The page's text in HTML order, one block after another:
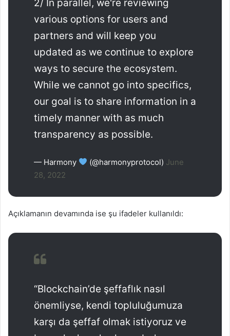
2/ In parallel, we're reviewing
various options for users and
partners and will keep you
updated as we continue to explore
ways to secure the ecosystem.
While we cannot go into specifics,
our goal is to share information in a
timely manner with as much
transparency as possible.
— Harmony (@harmonyprotocol) June
28, 2022
Açıklamanın devamında ise şu ifadeler kullanıldı:
“Blockchain’de şeffaflık nasıl
önemliyse, kendi topluluğumuza
karşı da şeffaf olmak istiyoruz ve